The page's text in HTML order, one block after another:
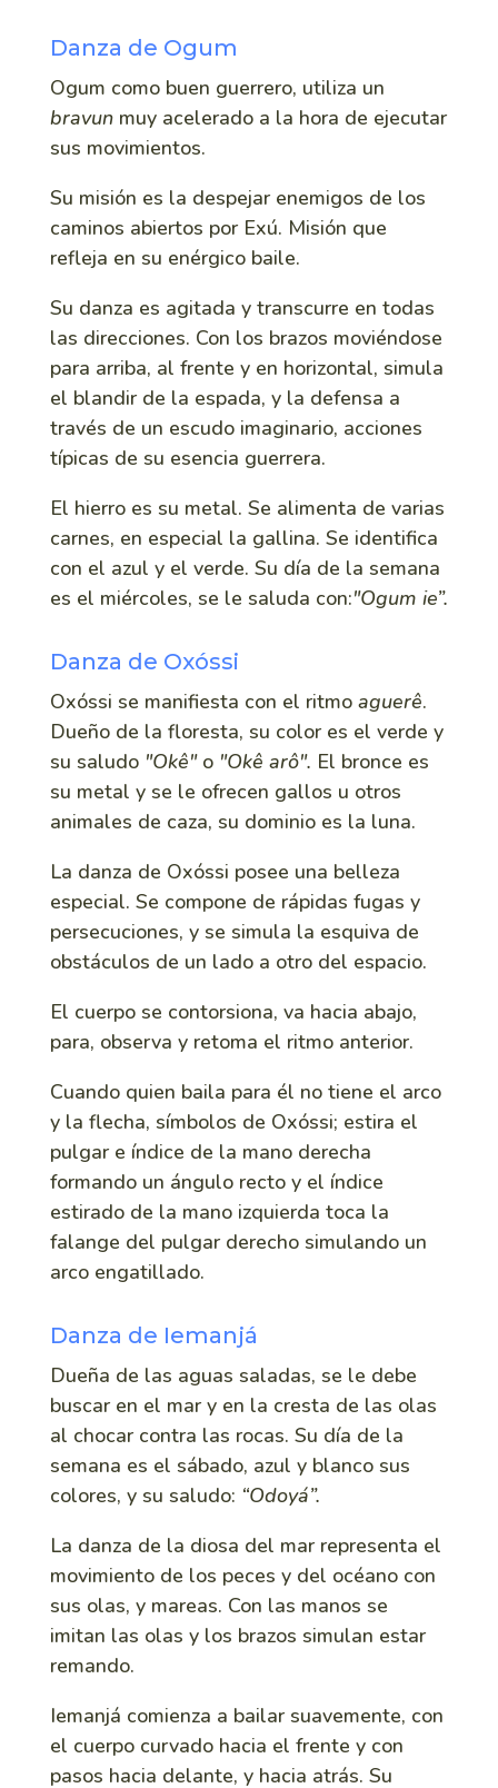
Danza de Ogum
Ogum como buen guerrero, utiliza un
bravunmuy acelerado a la hora de ejecutar
sus movimientos.
Su misión es la despejar enemigos de los
caminos abiertos por Exú. Misión que
refleja en su enérgico baile.
Su danza es agitada y transcurre en todas
las direcciones. Con los brazos moviéndose
para arriba, al frente y en horizontal, simula
el blandir de la espada, y la defensa a
través de un escudo imaginario, acciones
típicas de su esencia guerrera.
El hierro es su metal. Se alimenta de varias
carnes, en especial la gallina. Se identifica
con el azul y el verde. Su día de la semana
es el miércoles, se le saluda con:"Ogum ie”.
Danza de Oxóssi
Oxóssi se manifiesta con el ritmo aguerê.
Dueño de la floresta, su color es el verde y
su saludo "Okê"o "Okê arô". El bronce es
su metal y se le ofrecen gallos u otros
animales de caza, su dominio es la luna.
La danza de Oxóssi posee una belleza
especial. Se compone de rápidas fugas y
persecuciones, y se simula la esquiva de
obstáculos de un lado a otro del espacio.
El cuerpo se contorsiona, va hacia abajo,
para, observa y retoma el ritmo anterior.
Cuando quien baila para él no tiene el arco
y la flecha, símbolos de Oxóssi; estira el
pulgar e índice de la mano derecha
formando un ángulo recto y el índice
estirado de la mano izquierda toca la
falange del pulgar derecho simulando un
arco engatillado.
Danza de Iemanjá
Dueña de las aguas saladas, se le debe
buscar en el mar y en la cresta de las olas
al chocar contra las rocas. Su día de la
semana es el sábado, azul y blanco sus
colores, y su saludo: “Odoyá”.
La danza de la diosa del mar representa el
movimiento de los peces y del océano con
sus olas, y mareas. Con las manos se
imitan las olas y los brazos simulan estar
remando.
Iemanjá comienza a bailar suavemente, con
el cuerpo curvado hacia el frente y con
pasos hacia delante, y hacia atrás. Su